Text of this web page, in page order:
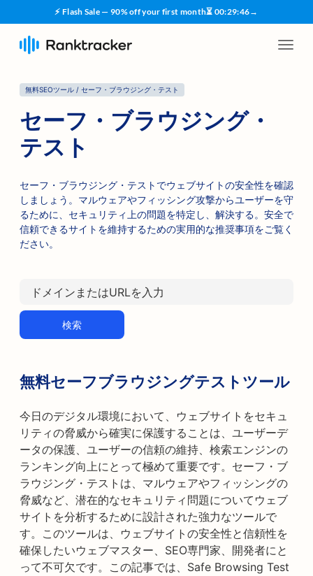
⚡ Flash Sale — 90% off your first month⏳ 00:29:45→
無料SEOツール / セーフ・ブラウジング・テスト
セーフ・ブラウジング・
テスト
セーフ・ブラウジング・テストでウェブサイトの安全性を確認
しましょう。マルウェアやフィッシング攻撃からユーザーを守
るために、セキュリティ上の問題を特定し、解決する。安全で
信頼できるサイトを維持するための実用的な推奨事項をご覧く
ださい。
検索
無料セーフブラウジングテストツール
今日のデジタル環境において、ウェブサイトをセキュ
リティの脅威から確実に保護することは、ユーザーデ
ータの保護、ユーザーの信頼の維持、検索エンジンの
ランキング向上にとって極めて重要です。セーフ・ブ
ラウジング・テストは、マルウェアやフィッシングの
脅威など、潜在的なセキュリティ問題についてウェブ
サイトを分析するために設計された強力なツールで
す。このツールは、ウェブサイトの安全性と信頼性を
確保したいウェブマスター、SEO専門家、開発者にと
って不可欠です。この記事では、Safe Browsing Test